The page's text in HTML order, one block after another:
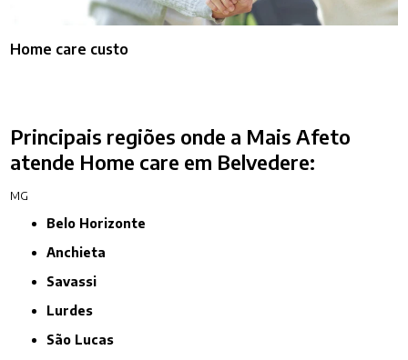
Home care custo
Principais regiões onde a Mais Afeto
atende Home care em Belvedere:
MG
Belo Horizonte
Anchieta
Savassi
Lurdes
São Lucas